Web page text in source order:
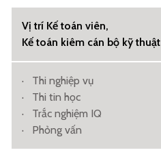
Vị trí Kế toán viên,
Kế toán kiêm cán bộ kỹ thuật
· Thi nghiệp vụ
· Thi tin học
· Trắc nghiệm IQ
· Phỏng vấn